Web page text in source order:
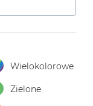
Wielokolorowe
Zielone